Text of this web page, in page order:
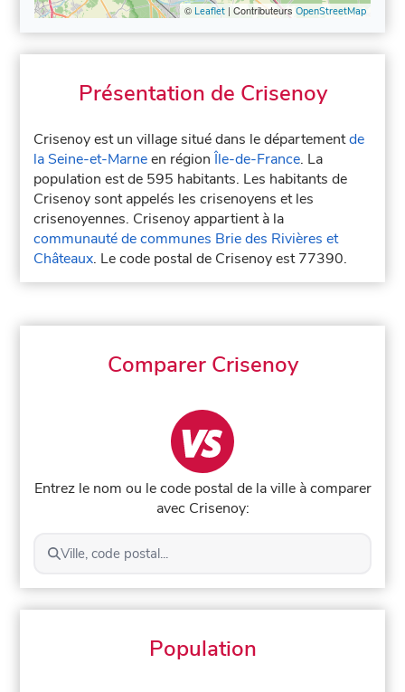
© Leaflet| Contributeurs OpenStreetMap
Présentation de Crisenoy
Crisenoy est un village situé dans le départementde
la Seine-et-Marneen régionÎle-de-France. La
population est de 595 habitants. Les habitants de
Crisenoy sont appelés les crisenoyens et les
crisenoyennes. Crisenoy appartient à la
communauté de communes Brie des Rivières et
Châteaux. Le code postal de Crisenoy est 77390.
Comparer Crisenoy
Entrez le nom ou le code postal de la ville à comparer
avec Crisenoy:
Ville, code postal...
Population